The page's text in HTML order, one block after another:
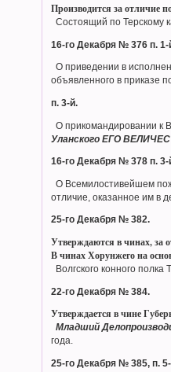
Производится за отличие
Состоящий по Терскому
16-го Декабря № 376 п. 1-
О приведении в
объявленного в приказе
п. 3-й.
О прикомандировании к
Уланского ЕГО
16-го Декабря № 378 п. 3-
О Всемилостивейшем
отличие, оказанное им в
25-го Декабря № 382.
Утверждаются в чинах, за
В чинах Хорунжего на
Волгского конного полка
22-го Декабря № 384.
Утверждается в чине
Младший
года.
25-го Декабря № 385, п.